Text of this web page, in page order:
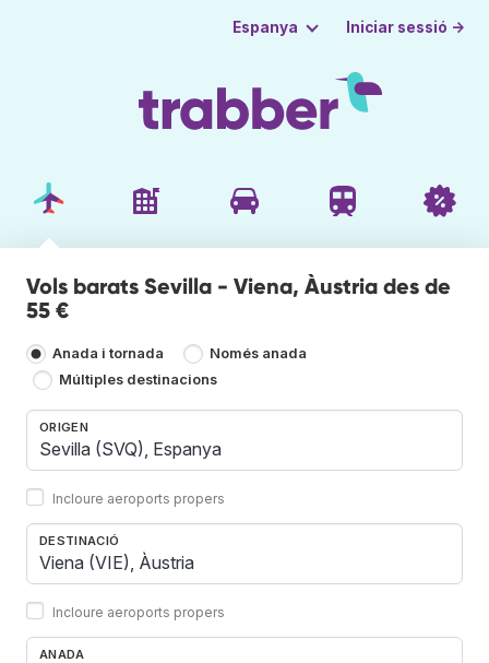
Espanya Iniciar sessió →
Vols barats Sevilla - Viena, Àustria des de
55 €
Anada i tornada
Només anada
Múltiples destinacions
ORIGEN
Incloure aeroports propers
DESTINACIÓ
Incloure aeroports propers
ANADA